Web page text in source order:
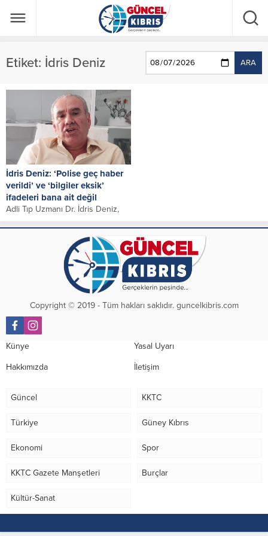
Etiket: İdris Deniz ARA
İdris Deniz: ‘Polise geç haber
verildi’ ve ‘bilgiler eksik’
ifadeleri bana ait değil
Adli Tıp Uzmanı Dr. İdris Deniz,
“Bebeğin kesin ölüm sebebi ileri
Copyright © 2019 - Tüm hakları saklıdır. guncelkibris.com
Künye Yasal Uyarı
Hakkımızda İletişim
Güncel KKTC
Türkiye Güney Kıbrıs
Ekonomi Spor
KKTC Gazete Manşetleri Burçlar
Kültür-Sanat